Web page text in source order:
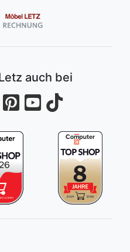
auch bei